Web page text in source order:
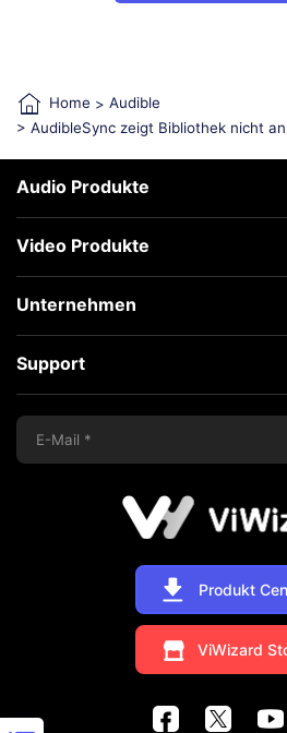
Home > Audible
> AudibleSync zeigt Bibliothek nicht
Produkt
ViWizard
Audio Produkte
Video Produkte
Unternehmen
Support